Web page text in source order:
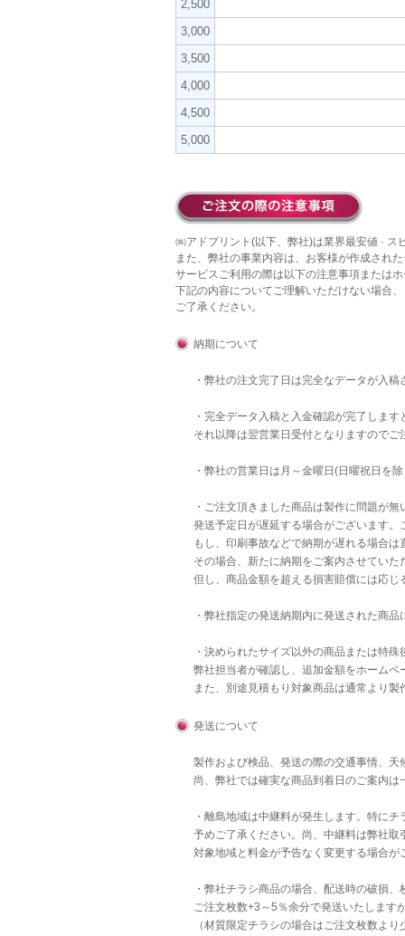
2,500
3,000
3,500
4,000
4,500
5,000
㈱アドプリント(以下、弊社)は業界最安値 ·
また、弊社の事業内容は、お客様が作成され
サービスご利用の際は以下の注意事項または
下記の内容についてご理解いただけない場合
ご了承ください。
納期について
・弊社の注文完了日は完全なデータが入
・完全データ入稿と入金確認が完了しま
それ以降は翌営業日受付となりますのでご
・弊社の営業日は月～金曜日(日曜祝日を
・ご注文頂きました商品は製作に問題が
発送予定日が遅延する場合がございます
もし、印刷事故などで納期が遅れる場合
その場合、新たに納期をご案内させてい
但し、商品金額を超える損害賠償には応
・弊社指定の発送納期内に発送された商
・決められたサイズ以外の商品または特
弊社担当者が確認し、追加金額をホーム
また、別途見積もり対象商品は通常より
発送について
製作および検品、発送の際の交通事情、
尚、弊社では確実な商品到着日のご案内
・離島地域は中継料が発生します。特に
予めご了承ください。尚、中継料は弊社
対象地域と料金が予告なく変更する場合が
・弊社チラシ商品の場合、配送時の破損
ご注文枚数+3～5％余分で発送いたします
（材質限定チラシの場合はご注文枚数よ